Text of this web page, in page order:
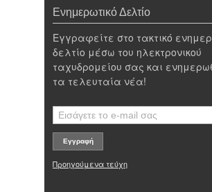
Ενημερωτικό Δελτίο
Εγγραφείτε στο τακτικό
δελτίο μέσω του ηλεκτρονικού
ταχυδρομείου σας και
τα τελευταία νέα!
Προηγούμενα τεύχη